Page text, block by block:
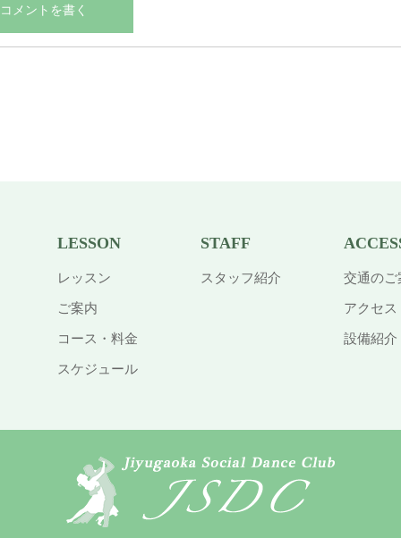
LESSON
レッスン
ご案内
コース・料金
スケジュール
STAFF
スタッフ紹介 交通のご
アクセス
設備紹介